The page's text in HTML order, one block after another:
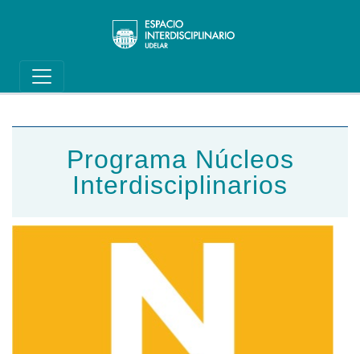
Main navigation
Programa Núcleos
Interdisciplinarios